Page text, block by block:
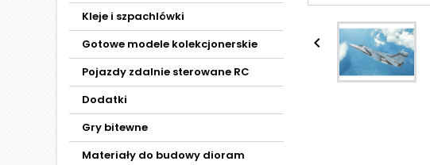
Kleje i szpachlówki
Gotowe modele kolekcjonerskie
Pojazdy zdalnie sterowane RC
Dodatki
Gry bitewne
Materiały do budowy dioram
